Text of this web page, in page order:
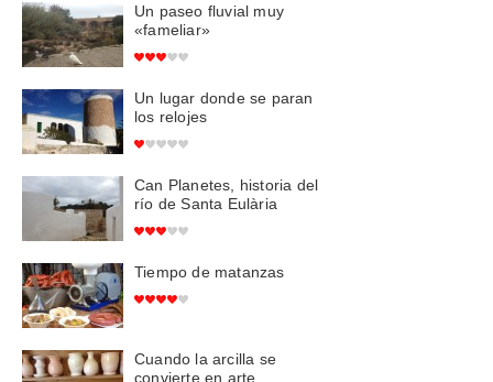
Un paseo fluvial muy
«fameliar»
Un lugar donde se paran
los relojes
Can Planetes, historia del
río de Santa Eulària
Tiempo de matanzas
Cuando la arcilla se
convierte en arte